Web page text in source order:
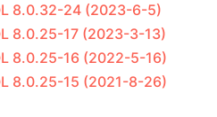
8.0.32-24 (2023-6-5)
8.0.25-17 (2023-3-13)
8.0.25-16 (2022-5-16)
8.0.25-15 (2021-8-26)